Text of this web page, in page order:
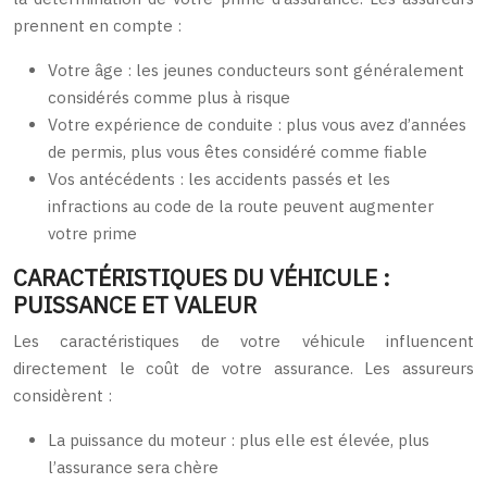
prennent en compte :
Votre âge : les jeunes conducteurs sont généralement
considérés comme plus à risque
Votre expérience de conduite : plus vous avez d’années
de permis, plus vous êtes considéré comme fiable
Vos antécédents : les accidents passés et les
infractions au code de la route peuvent augmenter
votre prime
CARACTÉRISTIQUES DU VÉHICULE :
PUISSANCE ET VALEUR
Les caractéristiques de votre véhicule influencent
directement le coût de votre assurance. Les assureurs
considèrent :
La puissance du moteur : plus elle est élevée, plus
l’assurance sera chère